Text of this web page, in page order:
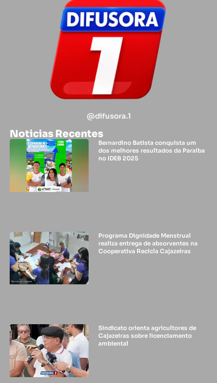
@difusora.1
Noticias Recentes
Bernardino Batista conquista um
dos melhores resultados da Paraíba
no IDEB 2025
Programa Dignidade Menstrual
realiza entrega de absorventes na
Cooperativa Recicla Cajazeiras
Sindicato orienta agricultores de
Cajazeiras sobre licenciamento
ambiental